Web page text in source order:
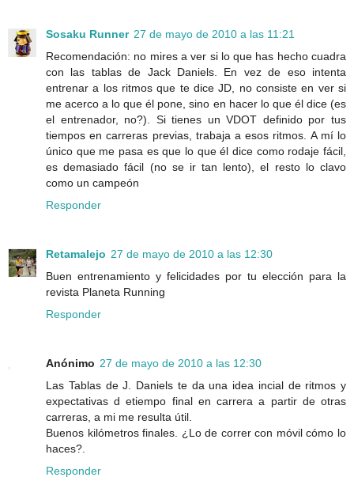
Sosaku Runner 27 de mayo de 2010 a las 11:21
Recomendación: no mires a ver si lo que has hecho cuadra
con las tablas de Jack Daniels. En vez de eso intenta
entrenar a los ritmos que te dice JD, no consiste en ver si
me acerco a lo que él pone, sino en hacer lo que él dice (es
el entrenador, no?). Si tienes un VDOT definido por tus
tiempos en carreras previas, trabaja a esos ritmos. A mí lo
único que me pasa es que lo que él dice como rodaje fácil,
es demasiado fácil (no se ir tan lento), el resto lo clavo
como un campeón
Responder
Retamalejo 27 de mayo de 2010 a las 12:30
Buen entrenamiento y felicidades por tu elección para la
revista Planeta Running
Responder
Anónimo 27 de mayo de 2010 a las 12:30
Las Tablas de J. Daniels te da una idea incial de ritmos y
expectativas d etiempo final en carrera a partir de otras
carreras, a mi me resulta útil.
Buenos kilómetros finales. ¿Lo de correr con móvil cómo lo
haces?.
Responder